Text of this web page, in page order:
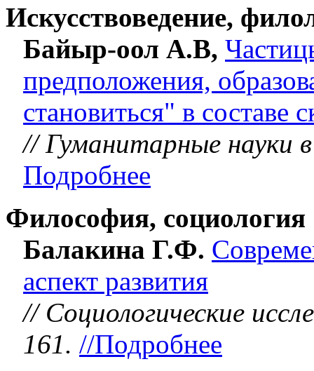
Искусствоведение,
Байыр-оол А.В,
предположения,
становиться" в составе
// Гуманитарные науки
Подробнее
Философия, социология
Балакина Г.Ф.
аспект развития
// Социологические
161. //Подробнее